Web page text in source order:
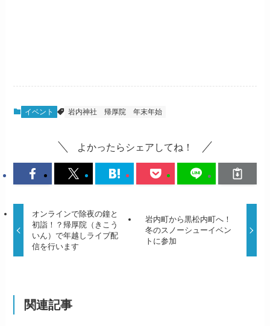
イベント 岩内神社 帰厚院 年末年始
よかったらシェアしてね！
オンラインで除夜の鐘と
初詣！？帰厚院（きこう
いん）で年越しライブ配
信を行います
岩内町から黒松内町へ！
冬のスノーシューイベン
トに参加
関連記事